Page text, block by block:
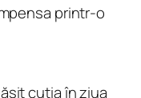
printr-o
cutia în ziua